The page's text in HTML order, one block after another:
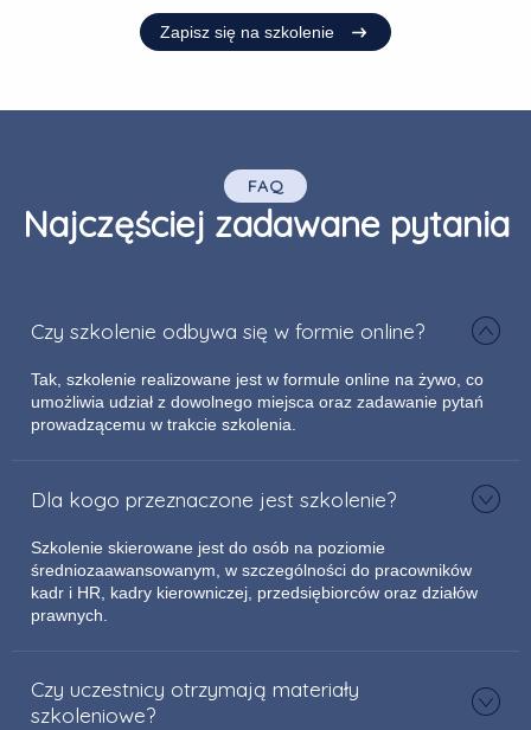
Zapisz się na szkolenie
FAQ
Najczęściej zadawane pytania
Czy szkolenie odbywa się w formie online?
Tak, szkolenie realizowane jest w formule online na żywo, co
umożliwia udział z dowolnego miejsca oraz zadawanie pytań
prowadzącemu w trakcie szkolenia.
Dla kogo przeznaczone jest szkolenie?
Szkolenie skierowane jest do osób na poziomie
średniozaawansowanym, w szczególności do pracowników
kadr i HR, kadry kierowniczej, przedsiębiorców oraz działów
prawnych.
Czy uczestnicy otrzymają materiały
szkoleniowe?